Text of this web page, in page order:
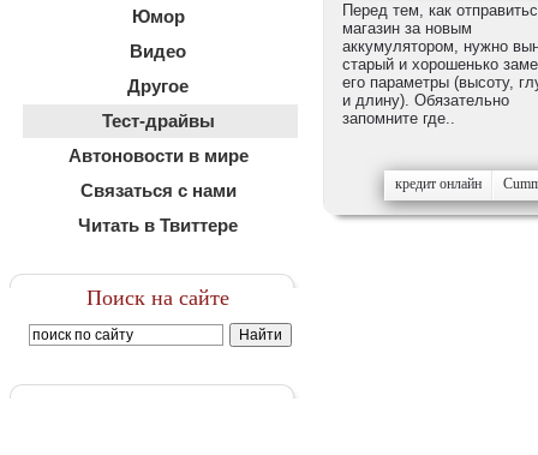
Юмор
Видео
Другое
Тест-драйвы
Автоновости в мире
Связаться с нами
Читать в Твиттере
Поиск на сайте
Перед тем, как
магазин за новым
аккумулятором, нужно
старый и хорошенько
его параметры (высоту,
и длину). Обязательно
запомните где..
кредит онлайн